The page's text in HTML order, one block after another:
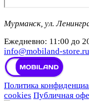
Мурманск, ул.
Ежедневно: 11:00 до
info@mobiland-store.ru
Политика
cookies Публичная